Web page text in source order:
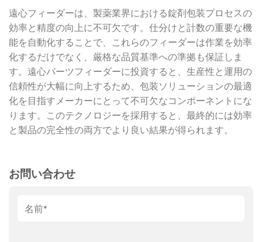
遠心フィーダーは、製薬業界における錠剤包装プロセスの
効率と精度の向上に不可欠です。仕分けと計数の重要な機
能を自動化することで、これらのフィーダーは作業を効率
化するだけでなく、厳格な品質基準への準拠も保証しま
す。遠心パーツフィーダーに投資すると、生産性と運用の
信頼性が大幅に向上するため、包装ソリューションの最適
化を目指すメーカーにとって不可欠なコンポーネントにな
ります。このテクノロジーを採用すると、最終的には効率
と製品の完全性の両方でより良い結果が得られます。
お問い合わせ